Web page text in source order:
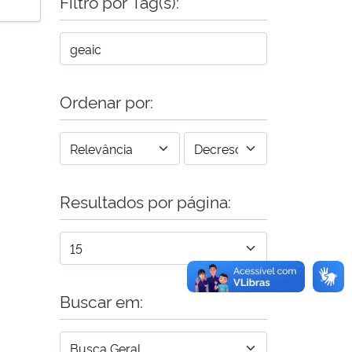
Ordenar por:
Resultados por página:
Buscar em: